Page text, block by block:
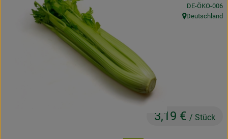
Obst & Gemüse
Frisches
3,19 € / Stück
, Kontrollstelle:
DE-ÖKO-006
, Herkunft:
Deutschland